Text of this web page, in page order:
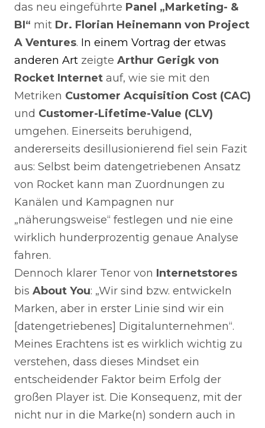
das neu eingeführte Panel „Marketing- &
BI“ mit Dr. Florian Heinemann von Project
A Ventures. In einem Vortrag der etwas
anderen Art zeigte Arthur Gerigk von
Rocket Internet auf, wie sie mit den
Metriken Customer Acquisition Cost (CAC)
und Customer-Lifetime-Value (CLV)
umgehen. Einerseits beruhigend,
andererseits desillusionierend fiel sein Fazit
aus: Selbst beim datengetriebenen Ansatz
von Rocket kann man Zuordnungen zu
Kanälen und Kampagnen nur
„näherungsweise“ festlegen und nie eine
wirklich hunderprozentig genaue Analyse
fahren.
Dennoch klarer Tenor von Internetstores
bis About You: „Wir sind bzw. entwickeln
Marken, aber in erster Linie sind wir ein
[datengetriebenes] Digitalunternehmen“.
Meines Erachtens ist es wirklich wichtig zu
verstehen, dass dieses Mindset ein
entscheidender Faktor beim Erfolg der
großen Player ist. Die Konsequenz, mit der
nicht nur in die Marke(n) sondern auch in